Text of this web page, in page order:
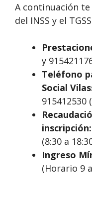
A continuación
del INSS y el
y
Teléfono
Social
915412530
inscripción:
(8:30 a
Ingreso
(Horario 9